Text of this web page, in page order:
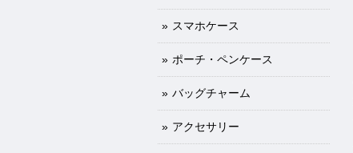
スマホケース
ポーチ・ペンケース
バッグチャーム
アクセサリー